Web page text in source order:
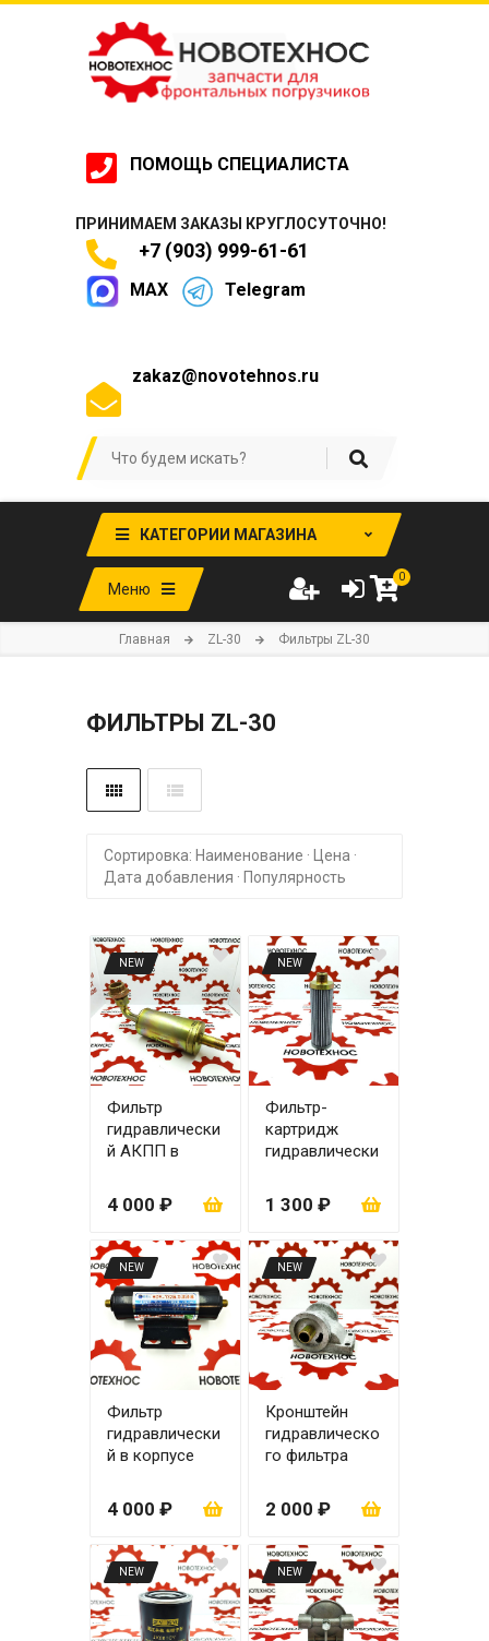
ПОМОЩЬ СПЕЦИАЛИСТА
ПРИНИМАЕМ ЗАКАЗЫ КРУГЛОСУТОЧНО!
+7 (903) 999-61-61
MAX Telegram
zakaz@novotehnos.ru
КАТЕГОРИИ МАГАЗИНА
Меню
0
Главная ZL-30 Фильтры ZL-30
ФИЛЬТРЫ ZL-30
Сортировка: Наименование · Цена ·
Дата добавления · Популярность
NEW
Фильтр
гидравлически
й АКПП в
ZL20/ZL30
4 000 ₽
NEW
Фильтр-
картридж
гидравлически
фильтра
1 300 ₽
NEW
Фильтр
гидравлически
й в корпусе
(HDY-132)
4 000 ₽
NEW
Кронштейн
гидравлическо
го фильтра
2 000 ₽
NEW NEW